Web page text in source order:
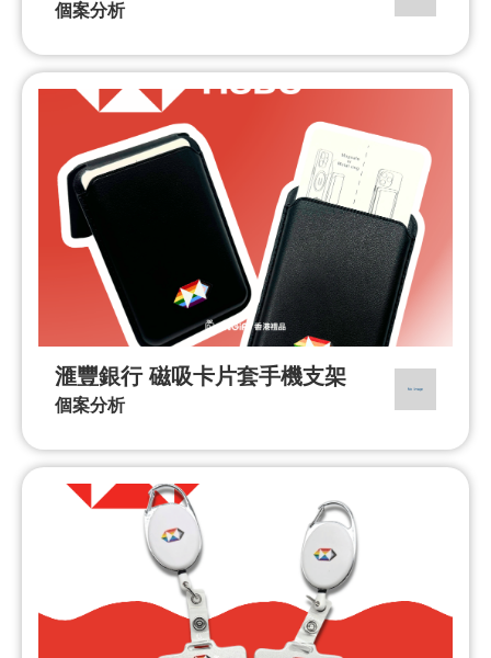
個案分析
滙豐銀行 磁吸卡片套手機支架
個案分析